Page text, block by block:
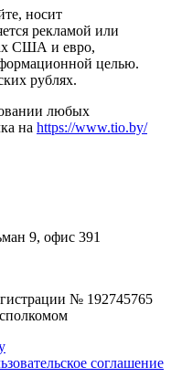
носит
рекламой или
США и евро,
целью.
рублях.
любых
на https://www.tio.by/
9, офис 391
№ 192745765
соглашение